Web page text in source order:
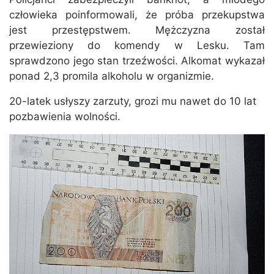
człowieka poinformowali, że próba przekupstwa
jest przestępstwem. Mężczyzna został
przewieziony do komendy w Lesku. Tam
sprawdzono jego stan trzeźwości. Alkomat wykazał
ponad 2,3 promila alkoholu w organizmie.
20-latek usłyszy zarzuty, grozi mu nawet do 10 lat
pozbawienia wolności.